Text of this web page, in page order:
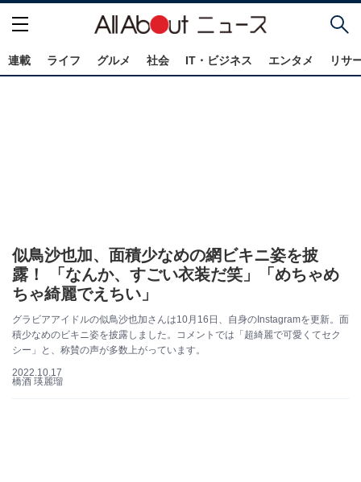
連載 ライフ グルメ 社会 IT・ビジネス エンタメ リサ
似鳥沙也加、面積少なめの網ビキニ姿を披
露！ 「なんか、すごい衣装だ笑」「めちゃめ
ちゃ綺麗でえちい」
グラビアアイドルの似鳥沙也加さんは10月16日、自身のInstagramを更新。面
積少なめのビキニ姿を披露しました。コメントでは「超綺麗で可愛くてセク
シー」と、称賛の声が多数上がっています。
2022.10.17
橋酒 瑛麗瑠